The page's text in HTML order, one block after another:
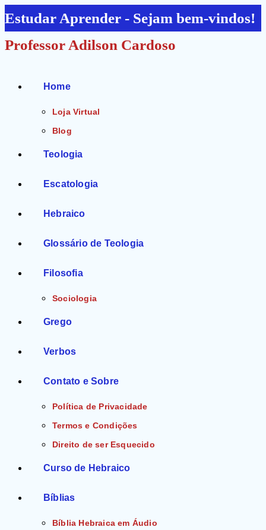
Ir
para
o
Estudar Aprender - Sejam bem-vindos!
Professor Adilson Cardoso
Home
Loja Virtual
Blog
Teologia
Escatologia
Hebraico
Glossário de Teologia
Filosofia
Sociologia
Grego
Verbos
Contato e Sobre
Política de Privacidade
Termos e Condições
Direito de ser Esquecido
Curso de Hebraico
Bíblias
Bíblia Hebraica em Áudio